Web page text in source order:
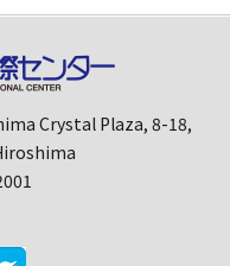
Crystal Plaza, 8-18,